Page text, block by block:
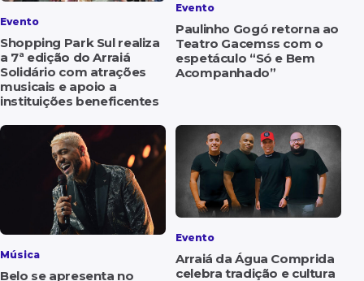
Evento
Shopping Park Sul realiza
a 7ª edição do Arraiá
Solidário com atrações
musicais e apoio a
instituições beneficentes
Evento
Paulinho Gogó retorna ao
Teatro Gacemss com o
espetáculo “Só e Bem
Acompanhado”
Música
Belo se apresenta no
Evento
Arraiá da Água Comprida
celebra tradição e cultura